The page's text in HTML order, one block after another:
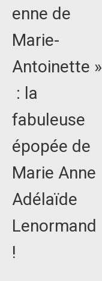
enne de
Marie-
Antoinette »
: la
fabuleuse
épopée de
Marie Anne
Adélaïde
Lenormand
!